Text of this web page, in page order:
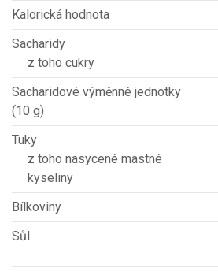
Kalorická hodnota
Sacharidy
z toho cukry
Sacharidové výměnné jednotky
(10 g)
Tuky
z toho nasycené mastné
kyseliny
Bílkoviny
Sůl